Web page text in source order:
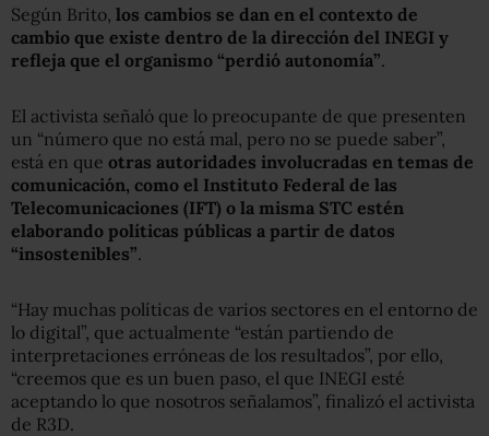
Según Brito, los cambios se dan en el contexto de
cambio que existe dentro de la dirección del INEGI y
refleja que el organismo “perdió autonomía”.
El activista señaló que lo preocupante de que presenten
un “número que no está mal, pero no se puede saber”,
está en que otras autoridades involucradas en temas de
comunicación, como el Instituto Federal de las
Telecomunicaciones (IFT) o la misma STC estén
elaborando políticas públicas a partir de datos
“insostenibles”.
“Hay muchas políticas de varios sectores en el entorno de
lo digital”, que actualmente “están partiendo de
interpretaciones erróneas de los resultados”, por ello,
“creemos que es un buen paso, el que INEGI esté
aceptando lo que nosotros señalamos”, finalizó el activista
de R3D.